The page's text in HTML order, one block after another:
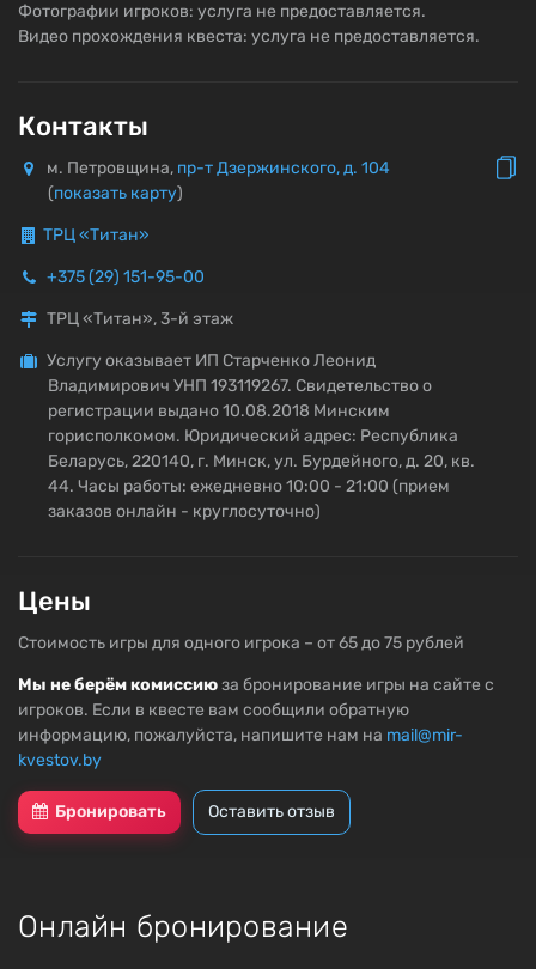
Фотографии игроков: услуга не предоставляется.
Видео прохождения квеста: услуга не предоставляется.
Контакты
м. Петровщина, пр-т Дзержинского, д. 104
(показать карту)
ТРЦ «Титан»
+375 (29) 151-95-00
ТРЦ «Титан», 3-й этаж
Услугу оказывает ИП Старченко Леонид
Владимирович УНП 193119267. Свидетельство о
регистрации выдано 10.08.2018 Минским
горисполкомом. Юридический адрес: Республика
Беларусь, 220140, г. Минск, ул. Бурдейного, д. 20, кв.
44. Часы работы: ежедневно 10:00 - 21:00 (прием
заказов онлайн - круглосуточно)
Цены
Стоимость игры для одного игрока – от 65 до 75 рублей
Мы не берём комиссиюза бронирование игры на сайте с
игроков. Если в квесте вам сообщили обратную
информацию, пожалуйста, напишите нам на mail@mir-
kvestov.by
Бронировать Оставить отзыв
Онлайн бронирование